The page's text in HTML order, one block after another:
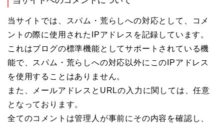
当サイトでは、スパム・荒らしへの対応として、コメ
ントの際に使用されたIPアドレスを記録しています。
これはブログの標準機能としてサポートされている機
能で、スパム・荒らしへの対応以外にこのIPアドレス
を使用することはありません。
また、メールアドレスとURLの入力に関しては、任意
となっております。
全てのコメントは管理人が事前にその内容を確認し、